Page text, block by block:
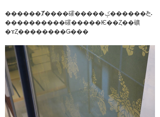
������Ⱦ����礭�����ݤ������ζͤ⡢
����������礭�����Ѥ��Ȥ��礦
�ɤȤ��������Ǥ���